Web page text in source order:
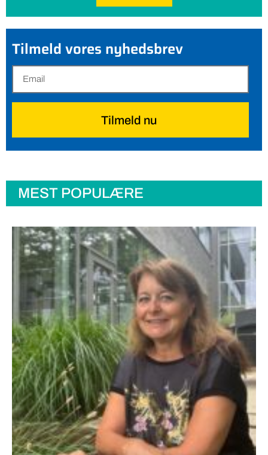
Tilmeld vores nyhedsbrev
Tilmeld nu
MEST POPULÆRE